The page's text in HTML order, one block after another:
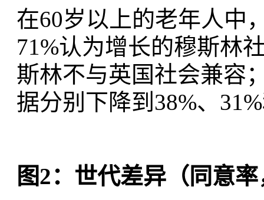
在60岁以上的老年人中
71%认为增长的穆斯林
斯林不与英国社会兼容
据分别下降到38%、
图2：世代差异（同意